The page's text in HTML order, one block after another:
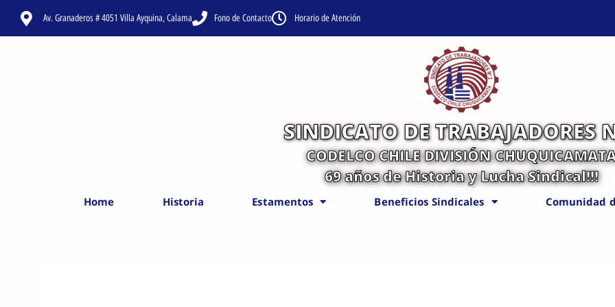
Av. Granaderos # 4051 Villa Ayquina, Calama Fono de Contacto Horario de Atención
SINDICATO DE TRABAJADORES
CODELCO CHILE DIVISIÓN
69 años de Historia y Lucha Sindical!!!
Home Historia Estamentos Beneficios Sindicales Comunidad